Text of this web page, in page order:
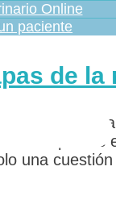
Online
paciente
de
una